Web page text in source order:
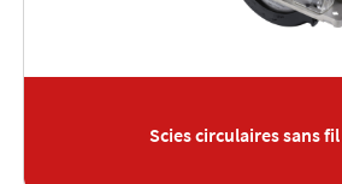
Scies circulaires sans fil